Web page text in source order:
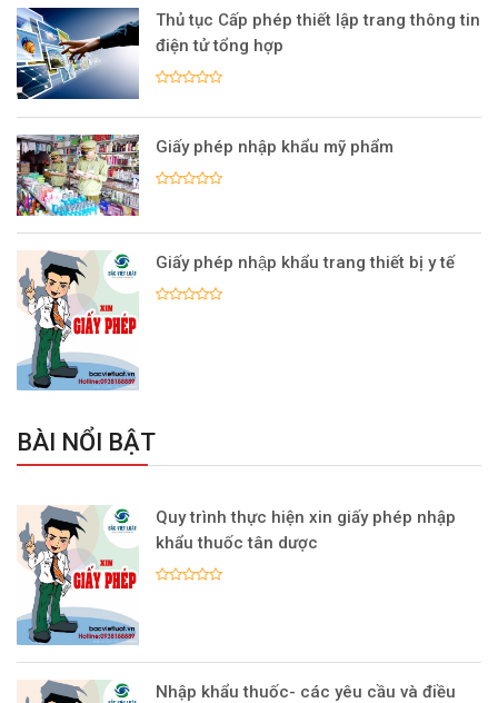
Thủ tục Cấp phép thiết lập trang thông tin
điện tử tổng hợp
Giấy phép nhập khẩu mỹ phẩm
Giấy phép nhập khẩu trang thiết bị y tế
BÀI NỔI BẬT
Quy trình thực hiện xin giấy phép nhập
khẩu thuốc tân dược
Nhập khẩu thuốc- các yêu cầu và điều